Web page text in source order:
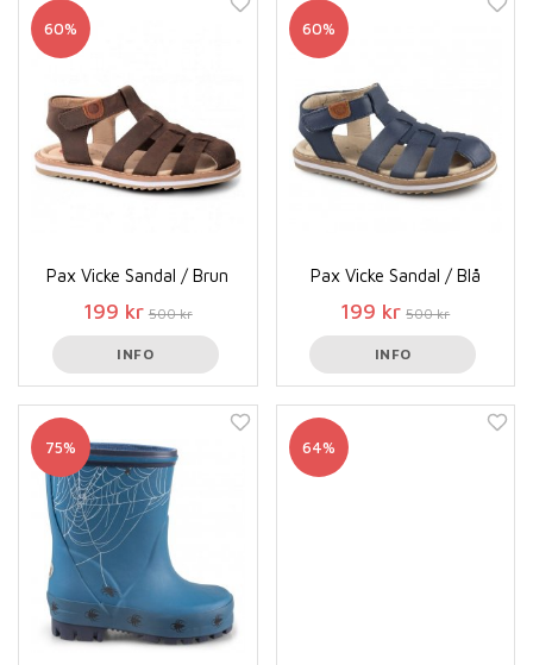
60%
Pax Vicke Sandal / Brun
199 kr 500 kr
INFO
60%
Pax Vicke Sandal / Blå
199 kr 500 kr
INFO
75% 64%